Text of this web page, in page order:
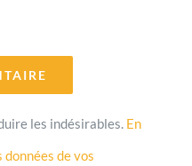
les indésirables. En
de vos